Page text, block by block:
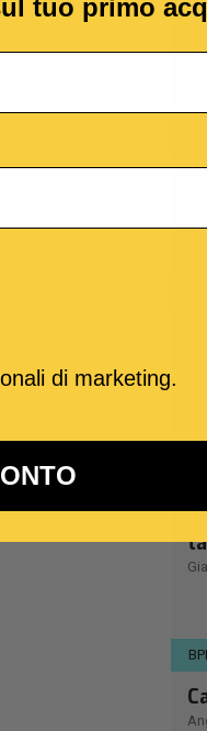
tuo primo
di marketing.